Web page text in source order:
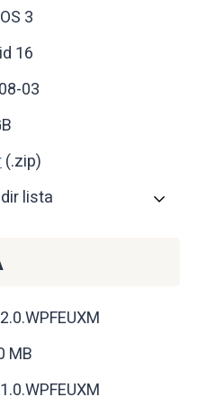
3
16
03
(.zip)
lista
MB